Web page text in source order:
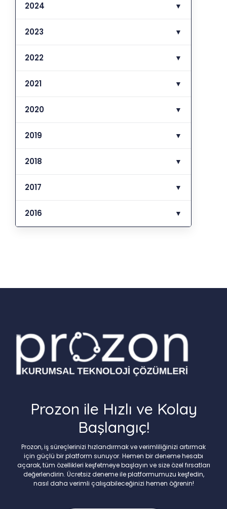
2024 ▼
2023 ▼
2022 ▼
2021 ▼
2020 ▼
2019 ▼
2018 ▼
2017 ▼
2016 ▼
Prozon ile Hızlı ve Kolay
Başlangıç!
Prozon, iş süreçlerinizi hızlandırmak ve verimliliğinizi artırmak
için güçlü bir platform sunuyor. Hemen bir deneme hesabı
açarak, tüm özellikleri keşfetmeye başlayın ve size özel fırsatları
değerlendirin. Ücretsiz deneme ile platformumuzu keşfedin,
nasıl daha verimli çalışabileceğinizi hemen öğrenin!